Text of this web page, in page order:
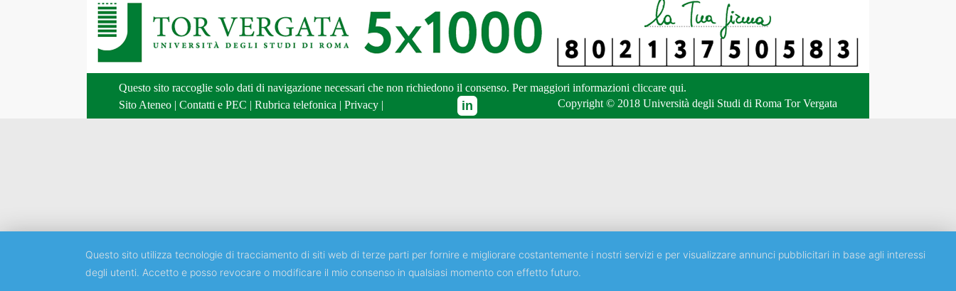
Questo sito raccoglie solo dati di navigazione necessari che non richiedono il consenso. Per maggiori informazioni cliccare qui.
Sito Ateneo | Contatti e PEC | Rubrica telefonica | Privacy | Copyright © 2018 Università degli Studi di Roma Tor Vergata
Questo sito utilizza tecnologie di tracciamento di siti web di terze parti per fornire e migliorare costantemente i nostri servizi e per visualizzare annunci pubblicitari in base agli interessi
degli utenti. Accetto e posso revocare o modificare il mio consenso in qualsiasi momento con effetto futuro.